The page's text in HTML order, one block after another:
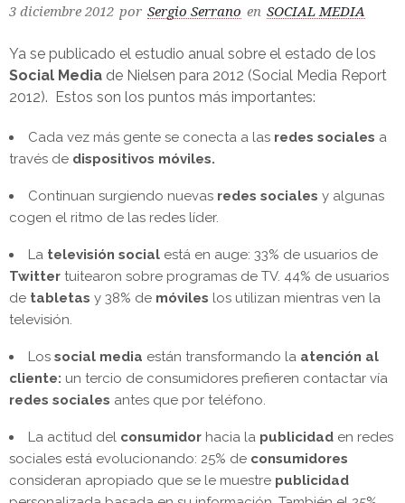
3 diciembre 2012 por Sergio Serrano en SOCIAL MEDIA
Ya se publicado el estudio anual sobre el estado de los
Social Media de Nielsen para 2012 (Social Media Report
2012). Estos son los puntos más importantes:
Cada vez más gente se conecta a las redes sociales a
través de dispositivos móviles.
Continuan surgiendo nuevas redes sociales y algunas
cogen el ritmo de las redes líder.
La televisión social está en auge: 33% de usuarios de
Twitter tuitearon sobre programas de TV. 44% de usuarios
de tabletas y 38% de móviles los utilizan mientras ven la
televisión.
Los social media están transformando la atención al
cliente: un tercio de consumidores prefieren contactar vía
redes sociales antes que por teléfono.
La actitud del consumidor hacia la publicidad en redes
sociales está evolucionando: 25% de consumidores
consideran apropiado que se le muestre publicidad